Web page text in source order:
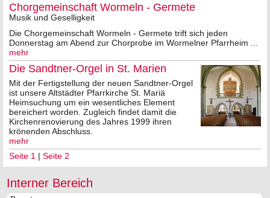
Chorgemeinschaft Wormeln - Germete
Musik und Geselligkeit
Die Chorgemeinschaft Wormeln - Germete trift sich jeden
Donnerstag am Abend zur Chorprobe im Wormelner Pfarrheim ...
mehr
Die Sandtner-Orgel in St. Marien
Mit der Fertigstellung der neuen Sandtner-Orgel
ist unsere Altstädter Pfarrkirche St. Mariä
Heimsuchung um ein wesentliches Element
bereichert worden. Zugleich findet damit die
Kirchenrenovierung des Jahres 1999 ihren
krönenden Abschluss.
mehr
Seite 1 | Seite 2
Interner Bereich